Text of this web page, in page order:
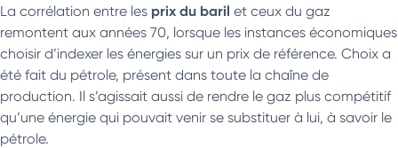
La corrélation entre les prix du baril et ceux du gaz
remontent aux années 70, lorsque les instances économiques
choisir d’indexer les énergies sur un prix de référence. Choix a
été fait du pétrole, présent dans toute la chaîne de
production. Il s’agissait aussi de rendre le gaz plus compétitif
qu’une énergie qui pouvait venir se substituer à lui, à savoir le
pétrole.